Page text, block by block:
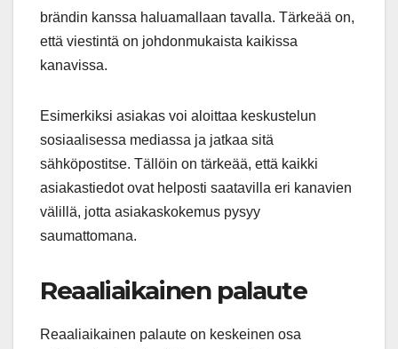
brändin kanssa haluamallaan tavalla. Tärkeää on,
että viestintä on johdonmukaista kaikissa
kanavissa.
Esimerkiksi asiakas voi aloittaa keskustelun
sosiaalisessa mediassa ja jatkaa sitä
sähköpostitse. Tällöin on tärkeää, että kaikki
asiakastiedot ovat helposti saatavilla eri kanavien
välillä, jotta asiakaskokemus pysyy
saumattomana.
Reaaliaikainen palaute
Reaaliaikainen palaute on keskeinen osa